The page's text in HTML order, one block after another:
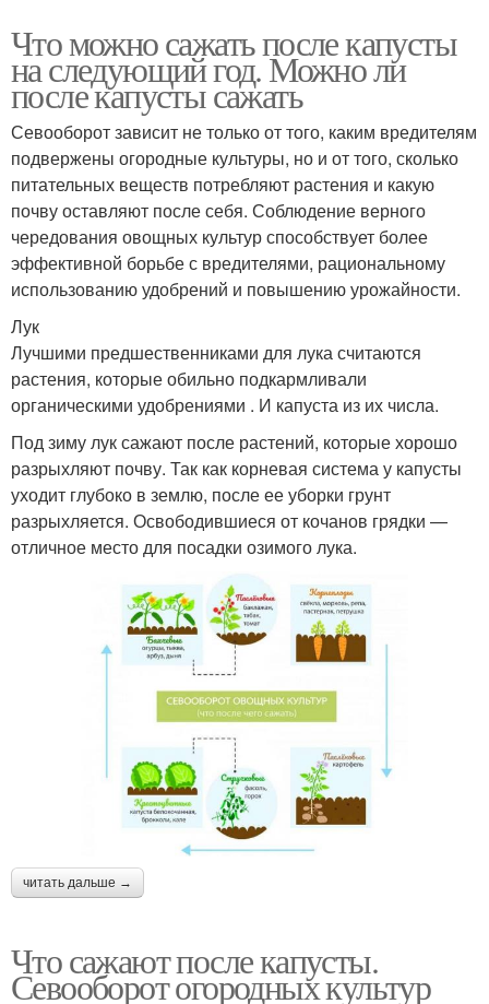
Что можно сажать после капусты
на следующий год. Можно ли
после капусты сажать
Севооборот зависит не только от того, каким вредителям
подвержены огородные культуры, но и от того, сколько
питательных веществ потребляют растения и какую
почву оставляют после себя. Соблюдение верного
чередования овощных культур способствует более
эффективной борьбе с вредителями, рациональному
использованию удобрений и повышению урожайности.
Лук
Лучшими предшественниками для лука считаются
растения, которые обильно подкармливали
органическими удобрениями . И капуста из их числа.
Под зиму лук сажают после растений, которые хорошо
разрыхляют почву. Так как корневая система у капусты
уходит глубоко в землю, после ее уборки грунт
разрыхляется. Освободившиеся от кочанов грядки —
отличное место для посадки озимого лука.
читать дальше →
Что сажают после капусты.
Севооборот огородных культур